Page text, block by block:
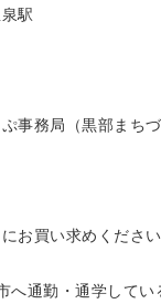
駅
事務局（黒部まちづ
お買い求めください
通勤・通学してい